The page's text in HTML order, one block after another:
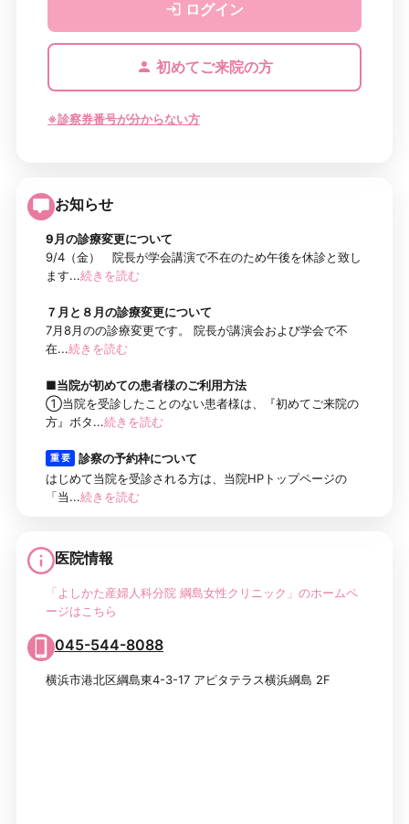
ログイン
初めてご来院の方
※診察券番号が分からない方
お知らせ
9月の診療変更について
9/4（金） 院長が学会講演で不在のため午後を休診と致し
ます...続きを読む
７月と８月の診療変更について
7月8月のの診療変更です。 院長が講演会および学会で不
在...続きを読む
■当院が初めての患者様のご利用方法
①当院を受診したことのない患者様は、『初めてご来院の
方』ボタ...続きを読む
重 要
診察の予約枠について
はじめて当院を受診される方は、当院HPトップページの
「当...続きを読む
医院情報
「よしかた産婦人科分院 綱島女性クリニック」のホームペ
ージはこちら
045-544-8088
横浜市港北区綱島東4-3-17 アピタテラス横浜綱島 2F